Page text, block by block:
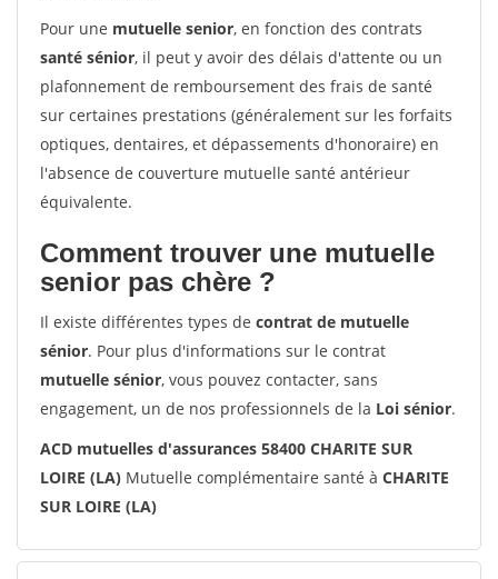
Pour une mutuelle senior, en fonction des contrats
santé sénior, il peut y avoir des délais d'attente ou un
plafonnement de remboursement des frais de santé
sur certaines prestations (généralement sur les forfaits
optiques, dentaires, et dépassements d'honoraire) en
l'absence de couverture mutuelle santé antérieur
équivalente.
Comment trouver une mutuelle
senior pas chère ?
Il existe différentes types de contrat de mutuelle
sénior. Pour plus d'informations sur le contrat
mutuelle sénior, vous pouvez contacter, sans
engagement, un de nos professionnels de la Loi sénior.
ACD mutuelles d'assurances 58400 CHARITE SUR
LOIRE (LA) Mutuelle complémentaire santé à CHARITE
SUR LOIRE (LA)